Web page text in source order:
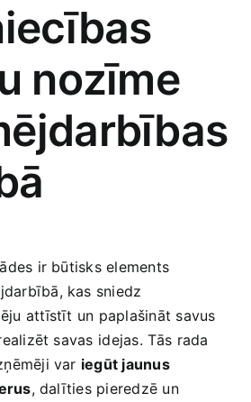
preces
tehnika
nozīme
ir būtisks elements
kas sniedz
attīstīt un paplašināt savus
savas⁢ idejas.⁣ Tās ⁤rada
var iegūt jaunus
, dalīties‌ pieredzē un